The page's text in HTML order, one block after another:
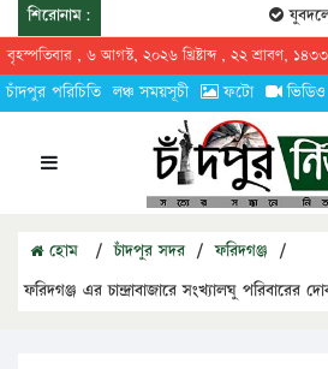
শিরোনাম: যুবদলের
বৃহস্পতিবার , ৬ আগস্ট, ২০২৬ খ্রিষ্টাব্দ , ২২ শ্রাবণ, ১৪৩৩
চাঁদপুর পরিচিতি লঞ্চ সময়সূচী ফটো ভিডিও
হোম / চাঁদপুর সদর / ফরিদগঞ্জ /
ফরিদগঞ্জ এর চান্দ্রাবাজারে সংখ্যালঘু পরিবারের